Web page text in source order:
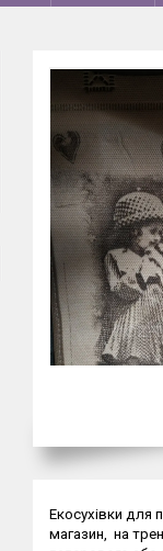
Екосухівки для
магазин, на